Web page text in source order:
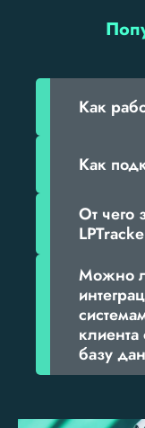
Как
Как
От чего
Можно
базу